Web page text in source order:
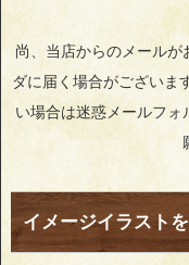
尚、当店からのメール
ダに届く場合がございま
い場合は迷惑メールフ
イメージイラスト